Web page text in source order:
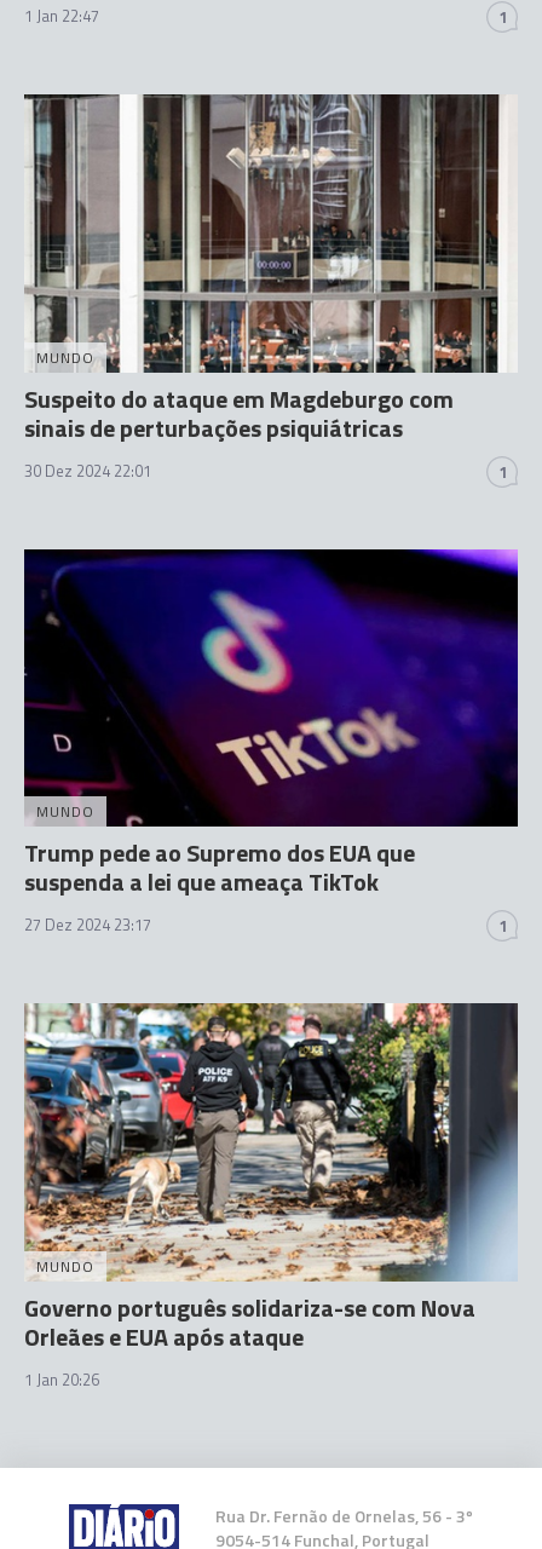
1 Jan 22:47 1
MUNDO
Suspeito do ataque em Magdeburgo com
sinais de perturbações psiquiátricas
30 Dez 2024 22:01 1
MUNDO
Trump pede ao Supremo dos EUA que
suspenda a lei que ameaça TikTok
27 Dez 2024 23:17 1
MUNDO
Governo português solidariza-se com Nova
Orleães e EUA após ataque
1 Jan 20:26
Rua Dr. Fernão de Ornelas, 56 - 3º
9054-514 Funchal, Portugal